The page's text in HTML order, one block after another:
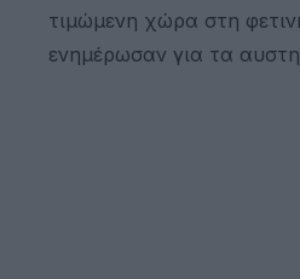
τιμώμενη χώρα στη
ενημέρωσαν για τα